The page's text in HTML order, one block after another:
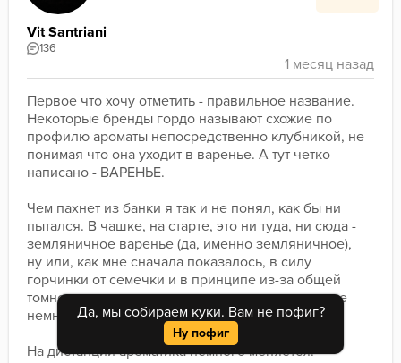
Да, мы собираем куки. Вам не пофиг?
Ну пофиг
Vit Santriani
136
Первое что хочу отметить - правильное название.
Некоторые бренды гордо называют схожие по
профилю ароматы непосредственно клубникой, не
понимая что она уходит в варенье. А тут четко
написано - ВАРЕНЬЕ.
Чем пахнет из банки я так и не понял, как бы ни
пытался. В чашке, на старте, это ни туда, ни сюда -
земляничное варенье (да, именно земляничное),
ну или, как мне сначала показалось, в силу
горчинки от семечки и в принципе из-за общей
томности аромата - сильно подсушенная, но еще
немного мягкая клубника.
На дистанции ароматика немного меняется.